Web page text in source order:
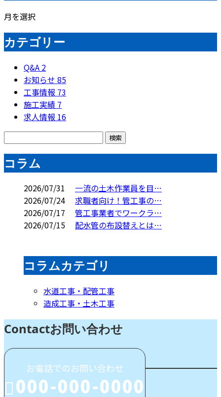
月を選択
カテゴリー
Q&A 2
お知らせ 85
工事情報 73
施工実績 7
求人情報 16
コラム
2026/07/31
一流の土木作業員を目…
2026/07/24
求職者向け！管工事の…
2026/07/17
管工事業者でワークラ…
2026/07/15
配水管の布設替えとは…
コラムカテゴリ
水道工事・配管工事
造成工事・土木工事
Contactお問い合わせ
お電話でのお問い合わせ
000-000-0000